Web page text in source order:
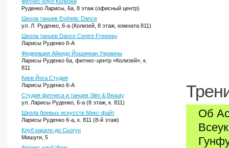
Руденко Ларисы, 6а, 8 этаж (офисный центр)
Школа танцев Esthetic Dance
ул. Л. Руденко, 6-а (Колизей, 8 этаж, комната 811)
Школа танцев Dance Centre Freeway
Ларисы Руденко 6-А
Федерация Айкидо Йошинкан Украины
Ларисы Руденко 6а, фитнес-центр «Колизей», к.
811
Киев Йога Студия
Ларисы Руденко 6-А
Студия фитнеса и танцев Slim & Beauty
ул. Ларисы Руденко, 6-а (8 этаж, к. 811)
Школа боевых искусств Микс-файт
Ларисы Руденко 6-а, к. 811 (8-й этаж)
Клуб карате-до Сьогун
Мишуги, 5
Об